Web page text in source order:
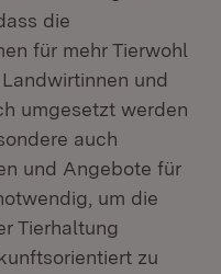
die
für mehr Tierwohl
und
umgesetzt werden
auch
und Angebote für
um die
Tierhaltung
zu